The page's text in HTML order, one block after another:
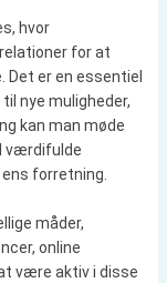
hvor
for at
er en essentiel
nye muligheder,
kan man møde
værdifulde
forretning.
måder,
online
være aktiv i disse